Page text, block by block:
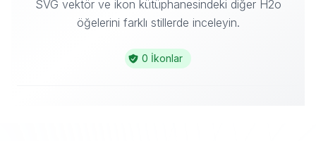
SVG vektör ve ikon kütüphanesindeki diğer H2o
öğelerini farklı stillerde inceleyin.
0 İkonlar